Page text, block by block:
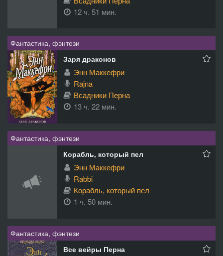
12 ч. 51 мин.
Фантастика, фэнтези
Заря драконов
Энн Маккефри
Rajna
Всадники Перна
13 ч. 22 мин.
Фантастика, фэнтези
Корабль, который пел
Энн Маккефри
Rabbi
Корабль, который пел
1 ч. 50 мин.
Фантастика, фэнтези
Все вейры Перна